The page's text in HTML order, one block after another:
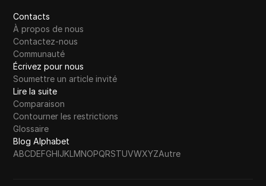
38
39
Proxysite 2025 Review: A Simple Solution
for Web Access
40
Pinterest Marketing 2025 | Tips for New
Pinterest Users
41
Works in 2025
Contacts
À propos de nous
Contactez-nous
Communauté
Écrivez pour nous
Soumettre un article invité
Lire la suite
Comparaison
Contourner les restrictions
Glossaire
Blog Alphabet
ABCDEFGHIJKLMNOPQRSTUVWXYZAutre